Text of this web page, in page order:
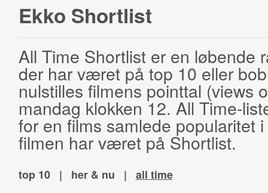
Ekko Shortlist
All Time Shortlist er en løbende
der har været på top 10 eller
nulstilles filmens pointtal (views
mandag klokken 12. All Time-
for en films samlede popularitet
filmen har været på Shortlist.
top 10 | her & nu | all time